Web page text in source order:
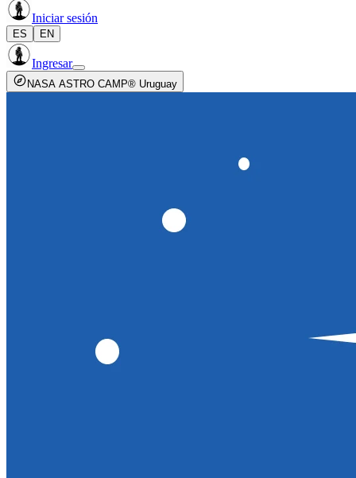
Iniciar sesión
ES EN
Ingresar
NASA ASTRO CAMP® Uruguay